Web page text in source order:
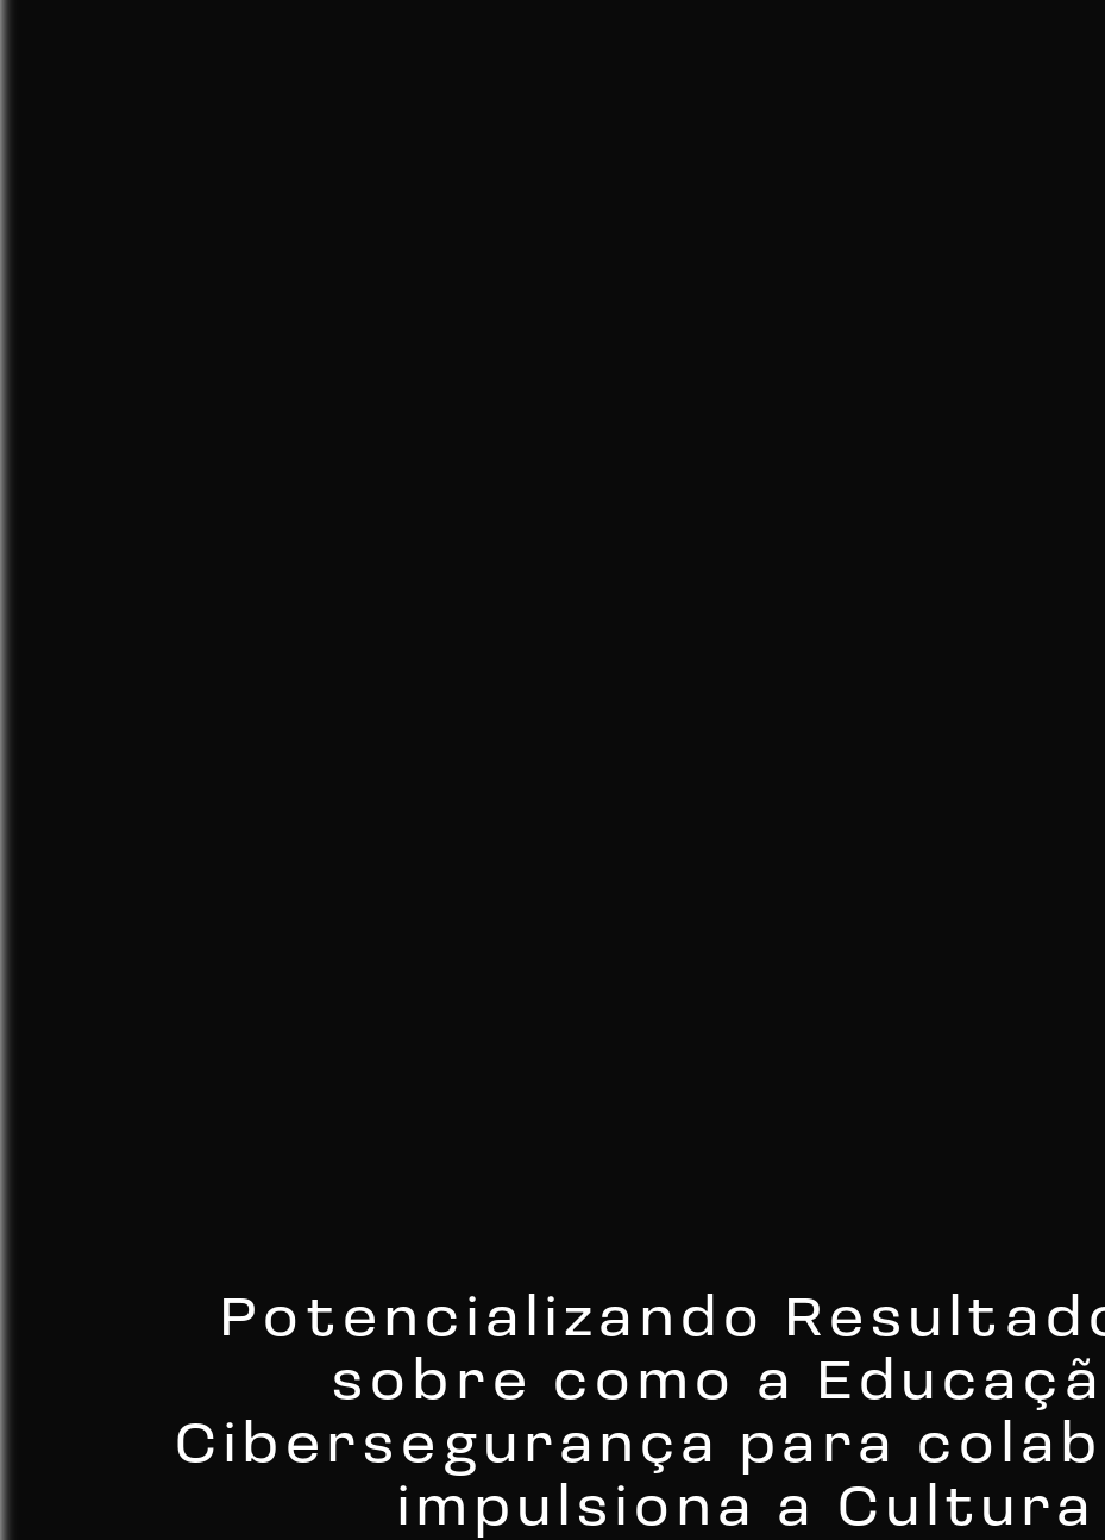
Potencializando
sobre como a
Cibersegurança para
impulsiona a Cultura